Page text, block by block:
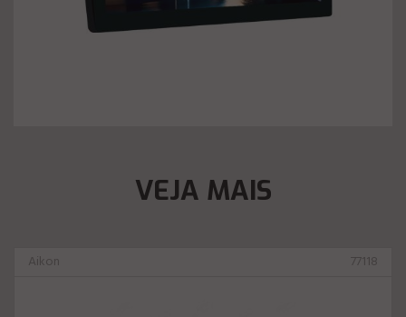
VEJA MAIS
Aikon 77118